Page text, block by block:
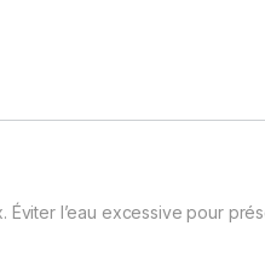
l’eau excessive pour